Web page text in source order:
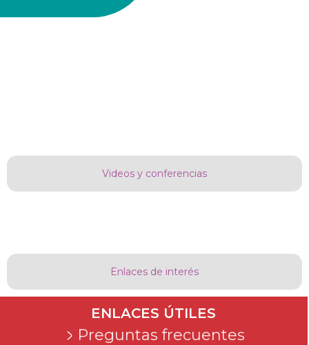
Videos y conferencias
Enlaces de interés
ENLACES ÚTILES
Preguntas frecuentes